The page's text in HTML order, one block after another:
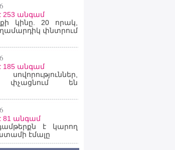
253 անգամ
կինը. 20 որակ,
փնտրում
185 անգամ
փչացնում են
81 անգամ
է կարող
էմալը